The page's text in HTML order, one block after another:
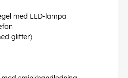
med LED-lampa
glitter)